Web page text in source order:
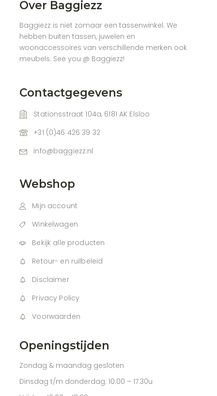
Over Baggiezz
Baggiezz is niet zomaar een tassenwinkel. We
hebben buiten tassen, juwelen en
woonaccessoires van verschillende merken ook
meubels. See you @ Baggiezz!
Contactgegevens
Stationsstraat 104a, 6181 AK Elsloo
+31 (0)46 426 39 32
info@baggiezz.nl
Webshop
Mijn account
Winkelwagen
Bekijk alle producten
Retour- en ruilbeleid
Disclaimer
Privacy Policy
Voorwaarden
Openingstijden
Zondag & maandag gesloten
Dinsdag t/m donderdag: 10.00 – 17.30u